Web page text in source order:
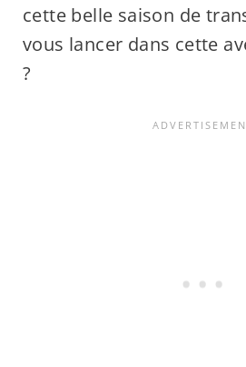
cette belle saison de
vous lancer dans cette
?